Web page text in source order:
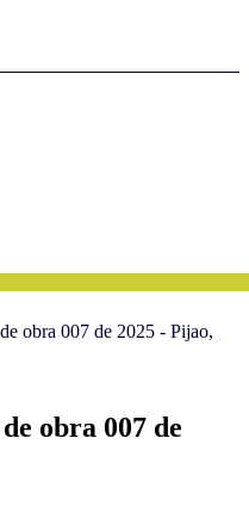
obra 007 de 2025 - Pijao,
obra 007 de